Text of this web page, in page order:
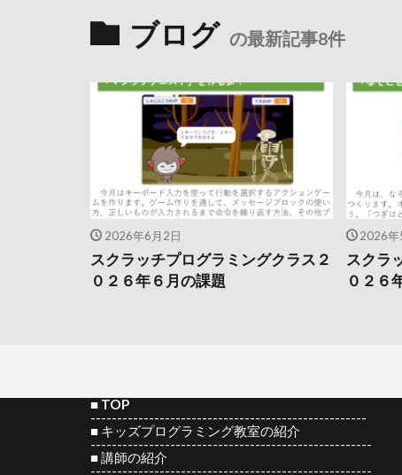
ブログ の最新記事8件
2026年6月2日
スクラッチプログラミングクラス２
０２６年６月の課題
2026年
スクラ
０２６
■ TOP
----------------------------------------------------
■ キッズプログラミング教室の紹介
-----------------------------------------------------
■講師の紹介
-----------------------------------------------------